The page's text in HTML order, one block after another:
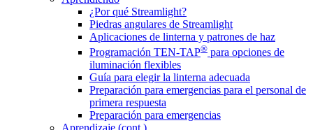
¿Por qué Streamlight?
Piedras angulares de Streamlight
Aplicaciones de linterna y patrones de haz
Programación TEN-TAP® para opciones de
iluminación flexibles
Guía para elegir la linterna adecuada
Preparación para emergencias para el personal de
primera respuesta
Preparación para emergencias
Aprendizaje (cont.)